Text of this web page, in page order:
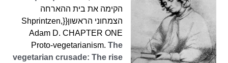
הקימה את בית ההארחה
הצמחוני הראשון{{Shprintzen,
Adam D. CHAPTER ONE
Proto-vegetarianism. The
vegetarian crusade: The rise